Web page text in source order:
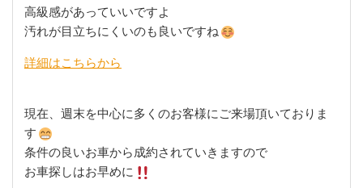
高級感があっていいですよ
汚れが目立ちにくいのも良いですね
詳細はこちらから
現在、週末を中心に多くのお客様にご来場頂いておりま
す
条件の良いお車から成約されていきますので
お車探しはお早めに